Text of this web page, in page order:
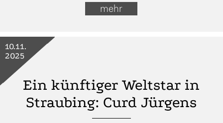
mehr
Ein künftiger Weltstar in
Straubing: Curd Jürgens
10.11.
2025